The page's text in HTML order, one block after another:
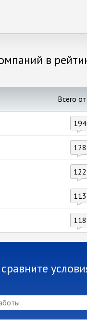
в
Всего